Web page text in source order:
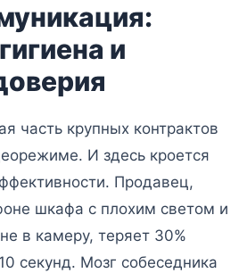
и
часть крупных контрактов
И здесь кроется
Продавец,
шкафа с плохим светом и
в камеру, теряет 30%
секунд. Мозг собеседника